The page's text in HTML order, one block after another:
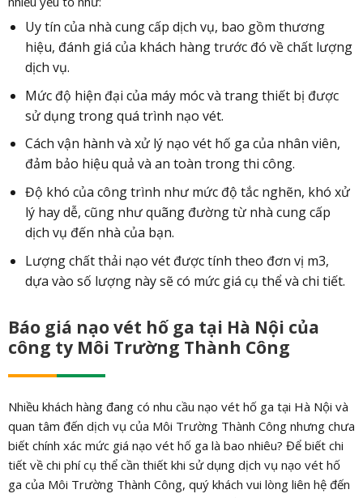
Uy tín của nhà cung cấp dịch vụ, bao gồm thương
hiệu, đánh giá của khách hàng trước đó về chất lượng
dịch vụ.
Mức độ hiện đại của máy móc và trang thiết bị được
sử dụng trong quá trình nạo vét.
Cách vận hành và xử lý nạo vét hố ga của nhân viên,
đảm bảo hiệu quả và an toàn trong thi công.
Độ khó của công trình như mức độ tắc nghẽn, khó xử
lý hay dễ, cũng như quãng đường từ nhà cung cấp
dịch vụ đến nhà của bạn.
Lượng chất thải nạo vét được tính theo đơn vị m3,
dựa vào số lượng này sẽ có mức giá cụ thể và chi tiết.
Báo giá nạo vét hố ga tại Hà Nội của
công ty Môi Trường Thành Công
Nhiều khách hàng đang có nhu cầu nạo vét hố ga tại Hà Nội và
quan tâm đến dịch vụ của Môi Trường Thành Công nhưng chưa
biết chính xác mức giá nạo vét hố ga là bao nhiêu? Để biết chi
tiết về chi phí cụ thể cần thiết khi sử dụng dịch vụ nạo vét hố
ga của Môi Trường Thành Công, quý khách vui lòng liên hệ đến